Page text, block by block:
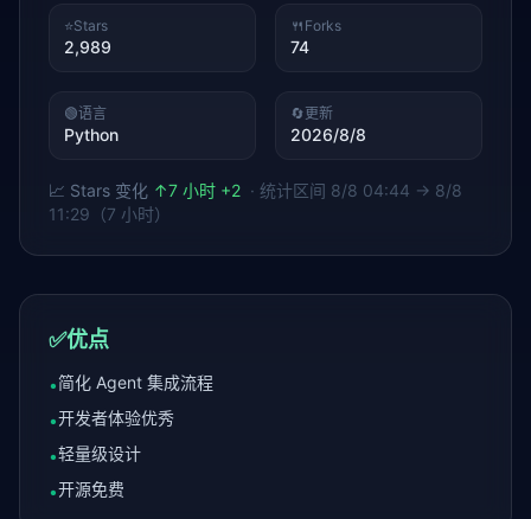
⭐Stars
2,989
🍴 Forks
74
🟢语言
Python
🔄更新
2026/8/8
📈 Stars 变化 ↑7 小时 +2 · 统计区间 8/8 04:44 → 8/8
11:29（7 小时）
✅优点
•简化 Agent 集成流程
•开发者体验优秀
•轻量级设计
•开源免费